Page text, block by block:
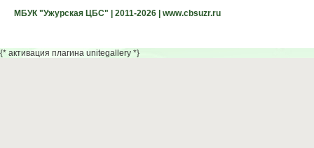
МБУК "Ужурская ЦБС" | 2011-2026 | www.cbsuzr.ru
{* активация плагина unitegallery *}